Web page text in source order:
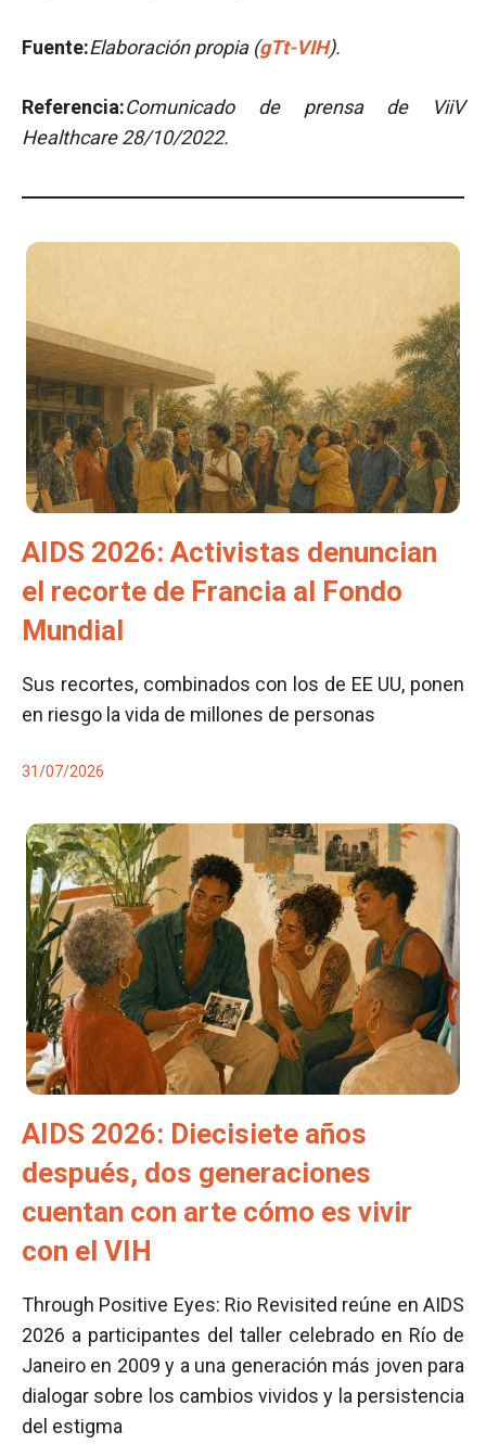
Fuente:Elaboración propia (gTt-VIH).
Referencia:Comunicado de prensa de ViiV
Healthcare 28/10/2022.
AIDS 2026: Activistas denuncian
el recorte de Francia al Fondo
Mundial
Sus recortes, combinados con los de EE UU, ponen
en riesgo la vida de millones de personas
31/07/2026
AIDS 2026: Diecisiete años
después, dos generaciones
cuentan con arte cómo es vivir
con el VIH
Through Positive Eyes: Rio Revisited reúne en AIDS
2026 a participantes del taller celebrado en Río de
Janeiro en 2009 y a una generación más joven para
dialogar sobre los cambios vividos y la persistencia
del estigma